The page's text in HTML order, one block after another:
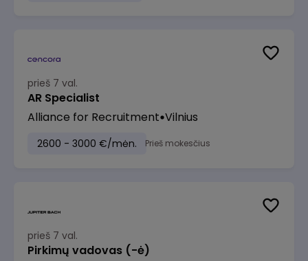
prieš 7 val.
AR Specialist
Alliance for Recruitment Vilnius
2600 - 3000 €/mėn. Prieš mokesčius
prieš 7 val.
Pirkimų vadovas (-ė)